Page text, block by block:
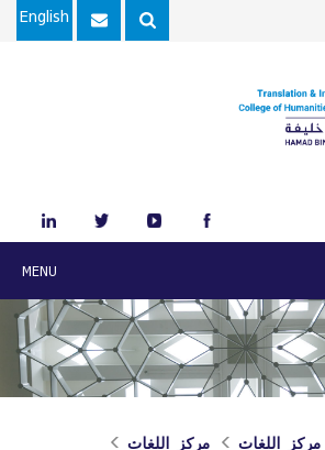
English
MENU
مركز اللغات
مركز اللغات